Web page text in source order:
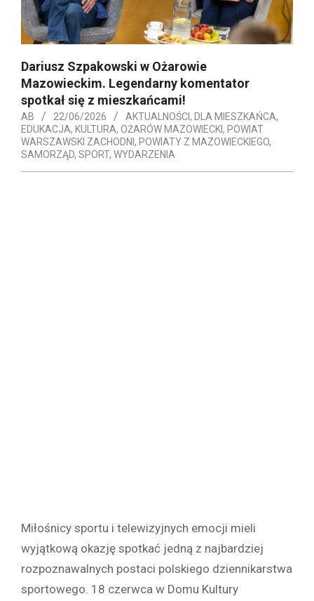
Dariusz Szpakowski w Ożarowie
Mazowieckim. Legendarny komentator
spotkał się z mieszkańcami!
AB 22/06/2026 AKTUALNOŚCI , DLA MIESZKAŃCA,
EDUKACJA, KULTURA, OŻARÓW MAZOWIECKI, POWIAT
WARSZAWSKI ZACHODNI , POWIATY Z MAZOWIECKIEGO,
SAMORZĄD, SPORT, WYDARZENIA
Miłośnicy sportu i telewizyjnych emocji mieli
wyjątkową okazję spotkać jedną z najbardziej
rozpoznawalnych postaci polskiego dziennikarstwa
sportowego. 18 czerwca w Domu Kultury